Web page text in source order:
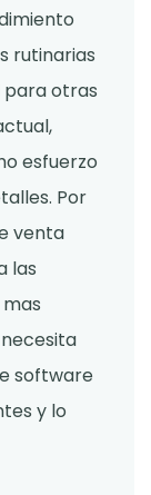
rutinarias
para otras
esfuerzo
Por
venta
las
software
y lo